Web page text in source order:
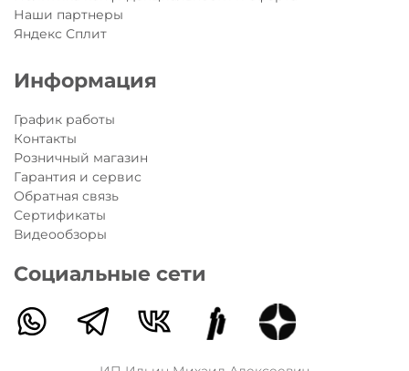
Наши партнеры
Яндекс Сплит
Информация
График работы
Контакты
Розничный магазин
Гарантия и сервис
Обратная связь
Сертификаты
Видеообзоры
Социальные сети